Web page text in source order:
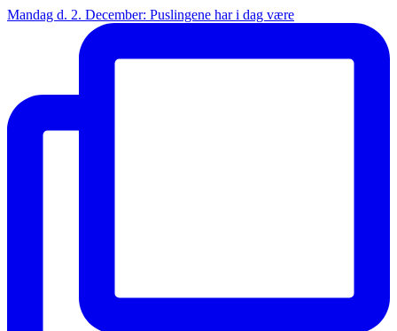
Mandag d. 2. December: Puslingene har i dag være